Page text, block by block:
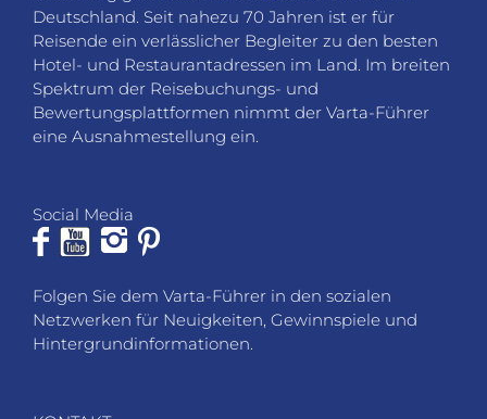
Deutschland. Seit nahezu 70 Jahren ist er für
Reisende ein verlässlicher Begleiter zu den besten
Hotel- und Restaurantadressen im Land. Im breiten
Spektrum der Reisebuchungs- und
Bewertungsplattformen nimmt der Varta-Führer
eine Ausnahmestellung ein.
Social Media
Folgen Sie dem Varta-Führer in den sozialen
Netzwerken für Neuigkeiten, Gewinnspiele und
Hintergrundinformationen.